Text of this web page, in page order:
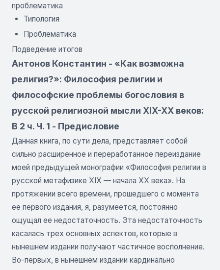
проблематика
Типология
Проблематика
Подведение итогов
Антонов Константин - «Как возможна
религия?»: Философия религии и
философские проблемы богословия в
русской религиозной мысли XIX-XX веков:
В 2 ч. Ч. 1 - Предисловие
Данная книга, по сути дела, представляет собой
сильно расширенное и переработанное переиздание
моей предыдущей монографии «Философия религии в
русской метафизике XIX — начала XX века». На
протяжении всего времени, прошедшего с момента
ее первого издания, я, разумеется, постоянно
ощущал ее недостаточность. Эта недостаточность
касалась трех основных аспектов, которые в
нынешнем издании получают частичное восполнение.
Во-первых, в нынешнем издании кардинально